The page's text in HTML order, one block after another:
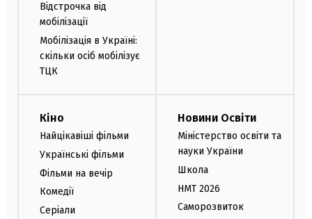
Відстрочка від
мобілізації
Мобілізація в Україні:
скільки осіб мобілізує
ТЦК
Кіно
Найцікавіші фільми
Українські фільми
Фільми на вечір
Комедії
Серіали
Новини Освіти
Міністерство освіти та
науки України
Школа
НМТ 2026
Саморозвиток